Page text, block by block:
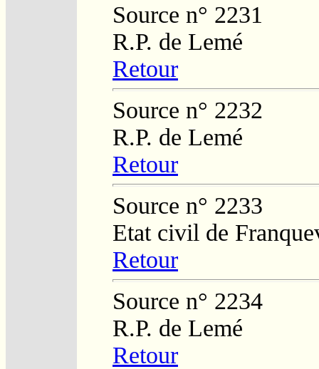
Source n° 2231
R.P. de Lemé
Retour
Source n° 2232
R.P. de Lemé
Retour
Source n° 2233
Etat civil de
Retour
Source n° 2234
R.P. de Lemé
Retour